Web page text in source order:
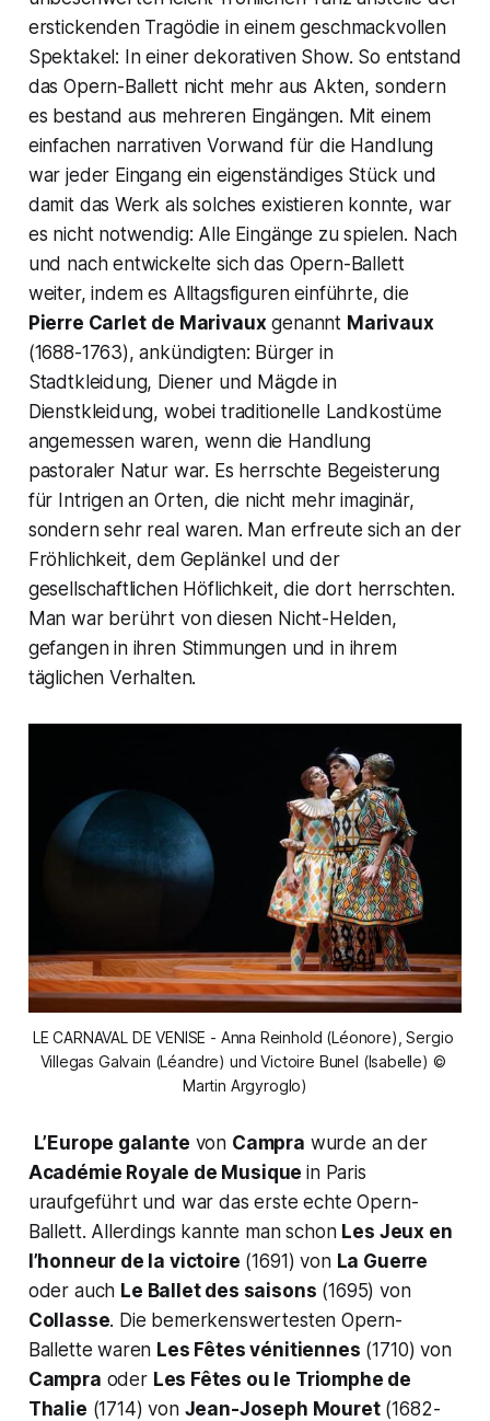
erstickenden Tragödie in einem geschmackvollen
Spektakel: In einer dekorativen Show. So entstand
das Opern-Ballett nicht mehr aus Akten, sondern
es bestand aus mehreren Eingängen. Mit einem
einfachen narrativen Vorwand für die Handlung
war jeder Eingang ein eigenständiges Stück und
damit das Werk als solches existieren konnte, war
es nicht notwendig: Alle Eingänge zu spielen. Nach
und nach entwickelte sich das Opern-Ballett
weiter, indem es Alltagsfiguren einführte, die
Pierre Carlet de Marivaux genannt Marivaux
(1688-1763), ankündigten: Bürger in
Stadtkleidung, Diener und Mägde in
Dienstkleidung, wobei traditionelle Landkostüme
angemessen waren, wenn die Handlung
pastoraler Natur war. Es herrschte Begeisterung
für Intrigen an Orten, die nicht mehr imaginär,
sondern sehr real waren. Man erfreute sich an der
Fröhlichkeit, dem Geplänkel und der
gesellschaftlichen Höflichkeit, die dort herrschten.
Man war berührt von diesen Nicht-Helden,
gefangen in ihren Stimmungen und in ihrem
täglichen Verhalten.
LE CARNAVAL DE VENISE - Anna Reinhold (Léonore), Sergio
Villegas Galvain (Léandre) und Victoire Bunel (Isabelle) ©
Martin Argyroglo)
L’Europe galante von Campra wurde an der
Académie Royale de Musiquein Paris
uraufgeführt und war das erste echte Opern-
Ballett. Allerdings kannte man schon Les Jeux en
l’honneur de la victoire (1691) von La Guerre
oder auch Le Ballet des saisons (1695) von
Collasse. Die bemerkenswertesten Opern-
Ballette waren Les Fêtes vénitiennes (1710) von
Campra oder Les Fêtes ou le Triomphe de
Thalie (1714) von Jean-Joseph Mouret(1682-